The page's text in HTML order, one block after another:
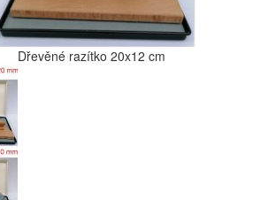
Dřevěné razítko 20x12 cm